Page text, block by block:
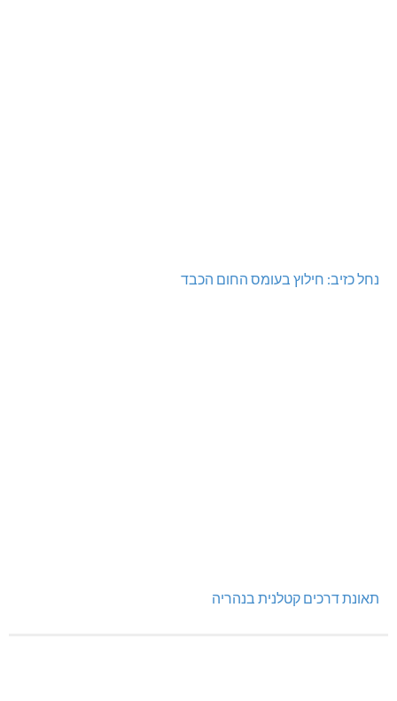
נחל כזיב: חילוץ בעומס החום הכבד
תאונת דרכים קטלנית בנהריה